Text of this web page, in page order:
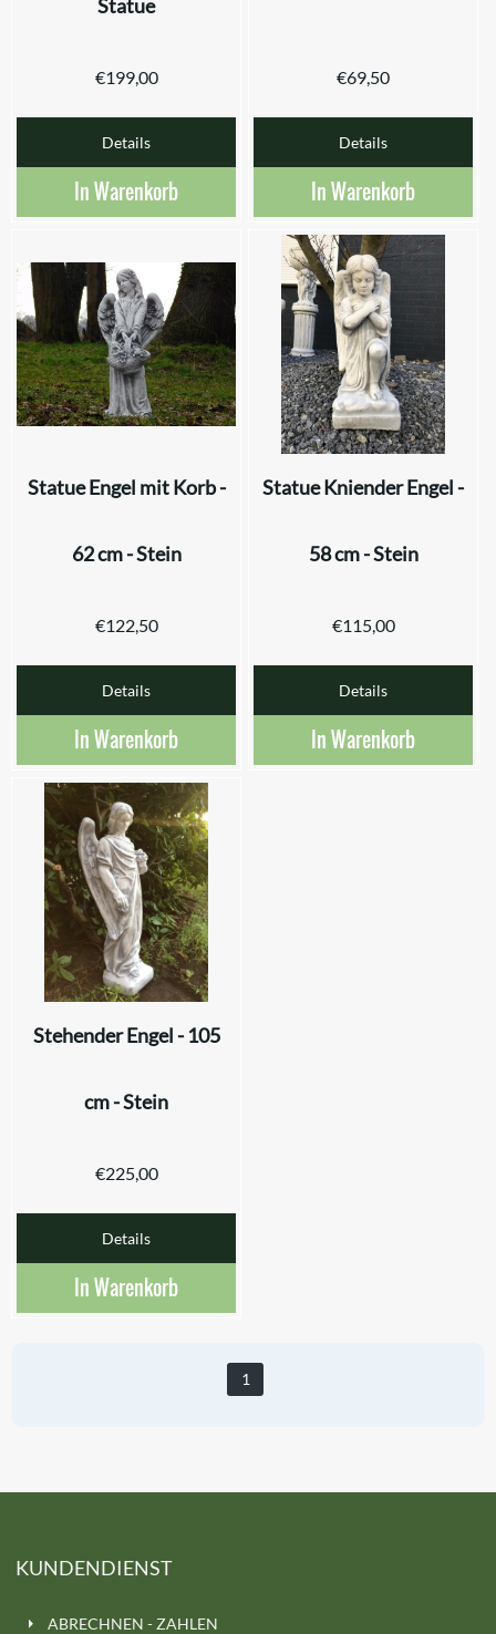
Statue
€199,00
Details
In Warenkorb
€69,50
Details
In Warenkorb
Statue Engel mit Korb -
62 cm - Stein
€122,50
Details
In Warenkorb
Statue Kniender Engel -
58 cm - Stein
€115,00
Details
In Warenkorb
Stehender Engel - 105
cm - Stein
€225,00
Details
In Warenkorb
1
KUNDENDIENST
ABRECHNEN - ZAHLEN